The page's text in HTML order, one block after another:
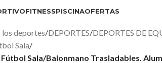
FITNESSPISCINAOFERTAS
los deportes/DEPORTES/DEPORTES DE
Sala/
Sala/Balonmano Trasladables.